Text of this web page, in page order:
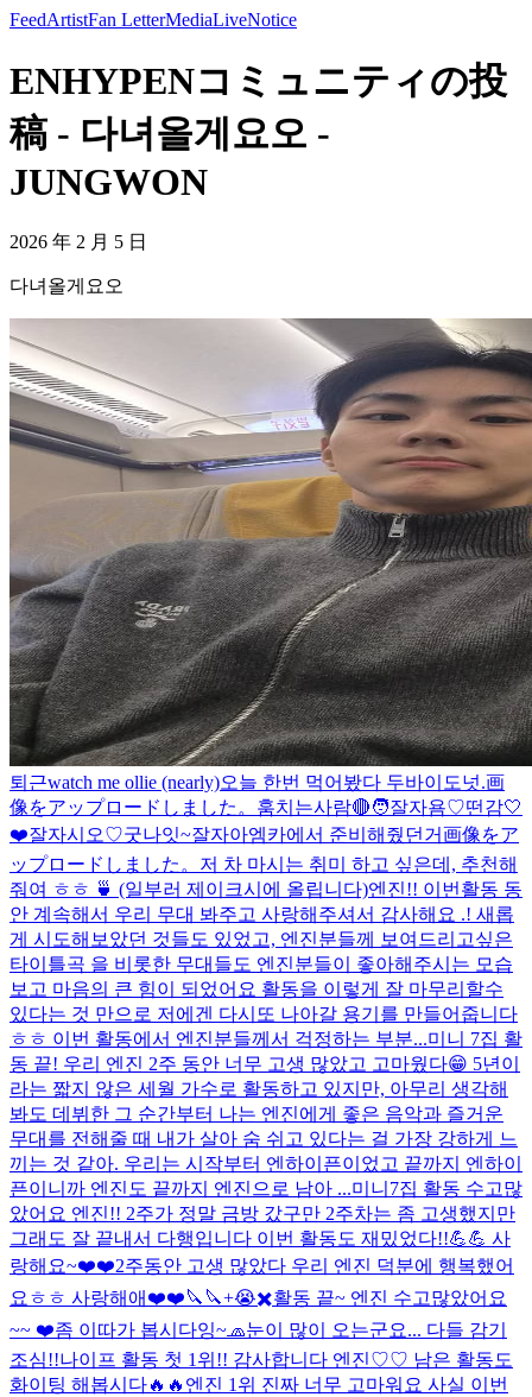
FeedArtistFan LetterMediaLiveNotice
ENHYPENコミュニティの投
稿 - 다녀올게요오 -
JUNGWON
2026 年 2 月 5 日
다녀올게요오
퇴근watch me ollie (nearly)오늘 한번 먹어봤다 두바이도넛.画
像をアップロードしました。 훔치는사람🔴🧑잘자욤♡떤감🤍
❤️잘자시오♡굿나잇~잘자아엠카에서 준비해줬던거画像をア
ップロードしました。 저 차 마시는 취미 하고 싶은데, 추천해
줘여 ㅎㅎ 🍵 (일부러 제이크시에 올립니다)엔진!! 이번활동 동
안 계속해서 우리 무대 봐주고 사랑해주셔서 감사해요 .! 새롭
게 시도해보았던 것들도 있었고, 엔진분들께 보여드리고싶은
타이틀곡 을 비롯한 무대들도 엔진분들이 좋아해주시는 모습
보고 마음의 큰 힘이 되었어요 활동을 이렇게 잘 마무리할수
있다는 것 만으로 저에겐 다시또 나아갈 용기를 만들어줍니다
ㅎㅎ 이번 활동에서 엔진분들께서 걱정하는 부분...미니 7집 활
동 끝! 우리 엔진 2주 동안 너무 고생 많았고 고마웠다😁 5년이
라는 짧지 않은 세월 가수로 활동하고 있지만, 아무리 생각해
봐도 데뷔한 그 순간부터 나는 엔진에게 좋은 음악과 즐거운
무대를 전해줄 때 내가 살아 숨 쉬고 있다는 걸 가장 강하게 느
끼는 것 같아. 우리는 시작부터 엔하이픈이었고 끝까지 엔하이
픈이니까 엔진도 끝까지 엔진으로 남아 ...미니7집 활동 수고많
았어요 엔진!! 2주가 정말 금방 갔구만 2주차는 좀 고생했지만
그래도 잘 끝내서 다행입니다 이번 활동도 재밌었다!!💪💪 사
랑해요~❤️❤️2주동안 고생 많았다 우리 엔진 덕분에 행복했어
요ㅎㅎ 사랑해애❤️❤️🔪🔪+😭✖️활동 끝~ 엔진 수고많았어요
~~ ❤️좀 이따가 봅시다잉~ 🧢눈이 많이 오는군요... 다들 감기
조심!!나이프 활동 첫 1위!! 감사합니다 엔진♡♡ 남은 활동도
화이팅 해봅시다🔥🔥 엔진 1위 진짜 너무 고마워요 사실 이번